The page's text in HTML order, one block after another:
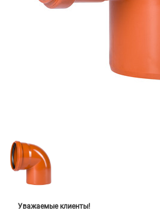
Уважаемые клиенты!